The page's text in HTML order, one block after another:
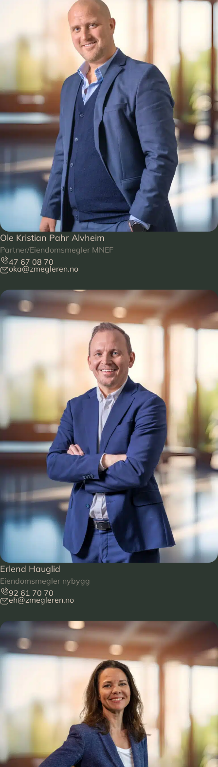
Ole Kristian Pahr Alvheim
Partner/Eiendomsmegler MNEF
47 67 08 70
oka@zmegleren.no
Erlend Hauglid
Eiendomsmegler nybygg
92 61 70 70
eh@zmegleren.no